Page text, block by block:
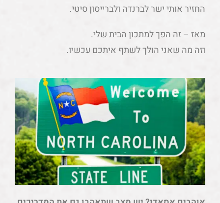
החזיר אותי ישר לברנדה ולברייסון סיטי.
מאז – זה הפך למתכון הבית שלי.
וזה מה שאני הולך לשתף איתכם עכשיו.